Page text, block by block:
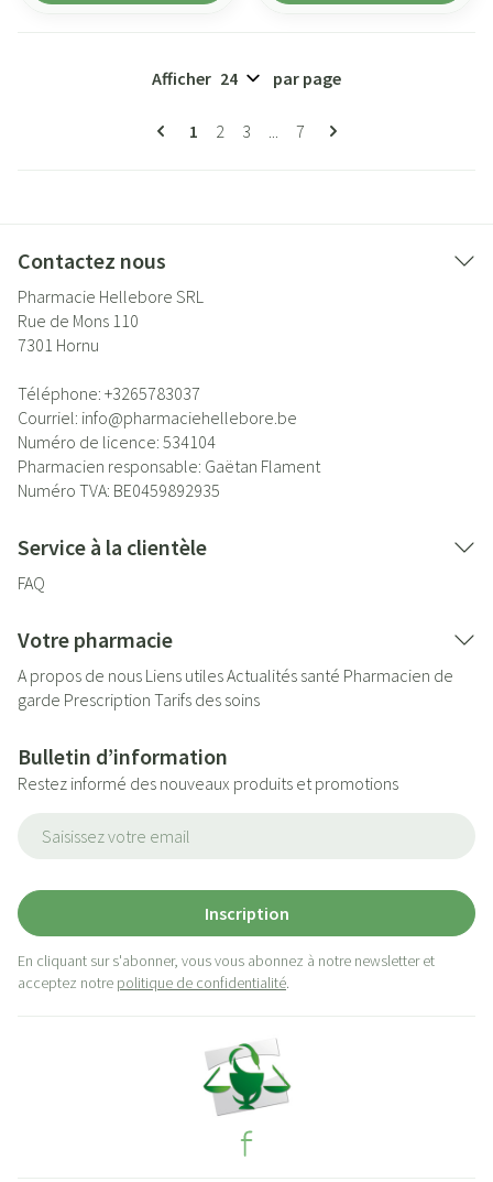
Pages
Vous lisez actuellement la page
1 Page
2 Page
3 ... Page
7
Afficher par page
Contactez nous
Pharmacie Hellebore SRL
Rue de Mons 110
7301 Hornu
Téléphone: +3265783037
Courriel: info@pharmaciehellebore.be
Numéro de licence: 534104
Pharmacien responsable: Gaëtan Flament
Numéro TVA: BE0459892935
Service à la clientèle
FAQ
Votre pharmacie
A propos de nous Liens utilesActualités santé Pharmacien de
garde Prescription Tarifs des soins
Bulletin d’information
Restez informé des nouveaux produits et promotions
Inscription
En cliquant sur s'abonner, vous vous abonnez à notre newsletter et
acceptez notre politique de confidentialité.